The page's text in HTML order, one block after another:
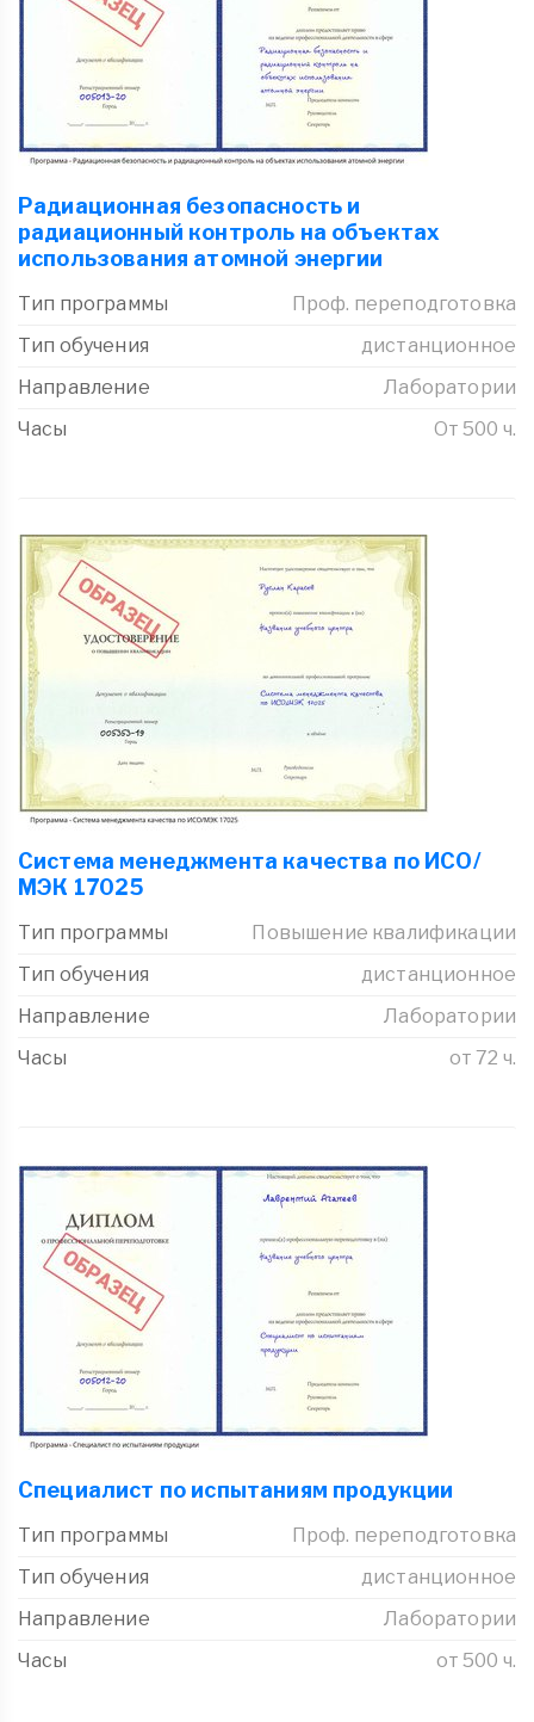
Радиационная безопасность и
радиационный контроль на объектах
использования атомной энергии
Тип программы
Проф. переподготовка
Тип обучения
дистанционное
Направление
Лаборатории
Часы
От 500 ч.
Система менеджмента качества по ИСО/
МЭК 17025
Тип программы
Повышение квалификации
Тип обучения
дистанционное
Направление
Лаборатории
Часы
от 72 ч.
Специалист по испытаниям продукции
Тип программы
Проф. переподготовка
Тип обучения
дистанционное
Направление
Лаборатории
Часы
от 500 ч.